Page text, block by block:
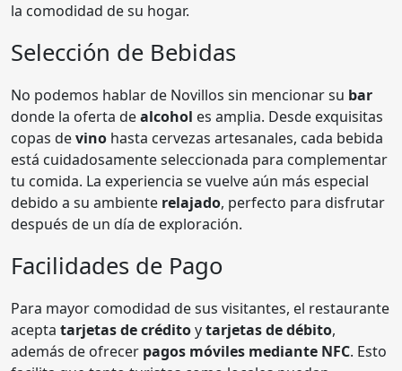
la comodidad de su hogar.
Selección de Bebidas
No podemos hablar de Novillos sin mencionar su bar
donde la oferta dealcohol es amplia. Desde exquisitas
copas devino hasta cervezas artesanales, cada bebida
está cuidadosamente seleccionada para complementar
tu comida. La experiencia se vuelve aún más especial
debido a su ambiente relajado, perfecto para disfrutar
después de un día de exploración.
Facilidades de Pago
Para mayor comodidad de sus visitantes, el restaurante
acepta tarjetas de créditoytarjetas de débito,
además de ofrecer pagos móviles mediante NFC. Esto